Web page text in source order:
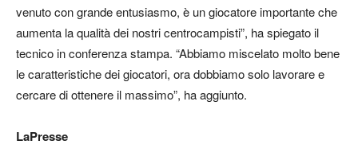
venuto con grande entusiasmo, è un giocatore importante che
aumenta la qualità dei nostri centrocampisti”, ha spiegato il
tecnico in conferenza stampa. “Abbiamo miscelato molto bene
le caratteristiche dei giocatori, ora dobbiamo solo lavorare e
cercare di ottenere il massimo”, ha aggiunto.
LaPresse